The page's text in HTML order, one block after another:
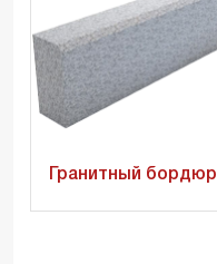
Гранитный бордюр